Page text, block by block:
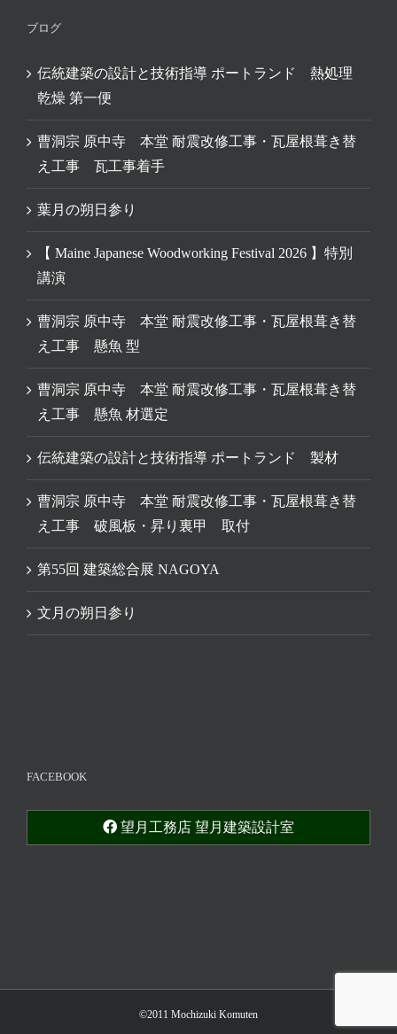
ブログ
伝統建築の設計と技術指導 ポートランド 熱処理
乾燥 第一便
曹洞宗 原中寺 本堂 耐震改修工事・瓦屋根葺き替
え工事 瓦工事着手
葉月の朔日参り
【 Maine Japanese Woodworking Festival 2026 】特別
講演
曹洞宗 原中寺 本堂 耐震改修工事・瓦屋根葺き替
え工事 懸魚 型
曹洞宗 原中寺 本堂 耐震改修工事・瓦屋根葺き替
え工事 懸魚 材選定
伝統建築の設計と技術指導 ポートランド 製材
曹洞宗 原中寺 本堂 耐震改修工事・瓦屋根葺き替
え工事 破風板・昇り裏甲 取付
第55回 建築総合展 NAGOYA
文月の朔日参り
FACEBOOK
望月工務店 望月建築設計室
©2011 Mochizuki Komuten